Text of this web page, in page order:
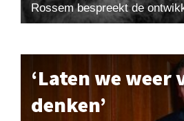
Rossem bespreekt de
‘Laten we
denken’